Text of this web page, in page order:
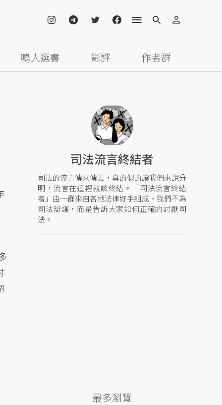
鳴人選書 影評 作者群
司法流言終結者
司法的流言傳來傳去，真的假的讓我們來說分
明，流言在這裡就該終結。「司法流言終結
者」由一群來自各地法律好手組成，我們不為
司法辯護，而是告訴大家如何正確的討厭司
法。
最多瀏覽